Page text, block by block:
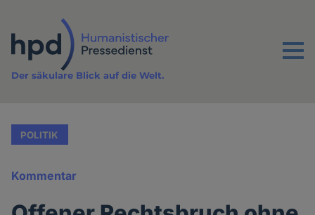
Inhalt
Menu
Der säkulare Blick auf die Welt.
POLITIK
Kommentar